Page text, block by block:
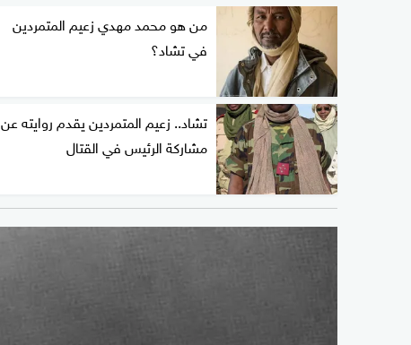
من هو محمد مهدي زعيم المتمردين
في تشاد؟
تشاد.. زعيم المتمردين يقدم روايته عن
مشاركة الرئيس في القتال